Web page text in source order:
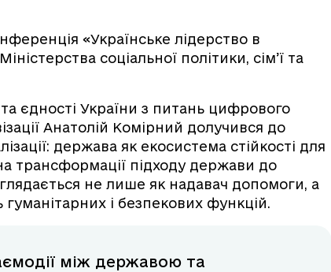
«Українське лідерство в
соціальної політики, сім’ї та
та єдності України з питань цифрового
Анатолій Комірний долучився до
держава як екосистема стійкості для
трансформації підходу держави до
не лише як надавач допомоги, а
і безпекових функцій.
між державою та